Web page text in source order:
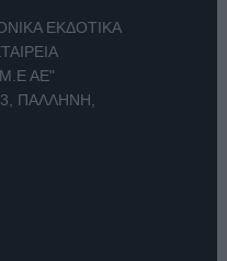
ΕΚΔΟΤΙΚΑ
ΑΕ"
ΠΑΛΛΗΝΗ,